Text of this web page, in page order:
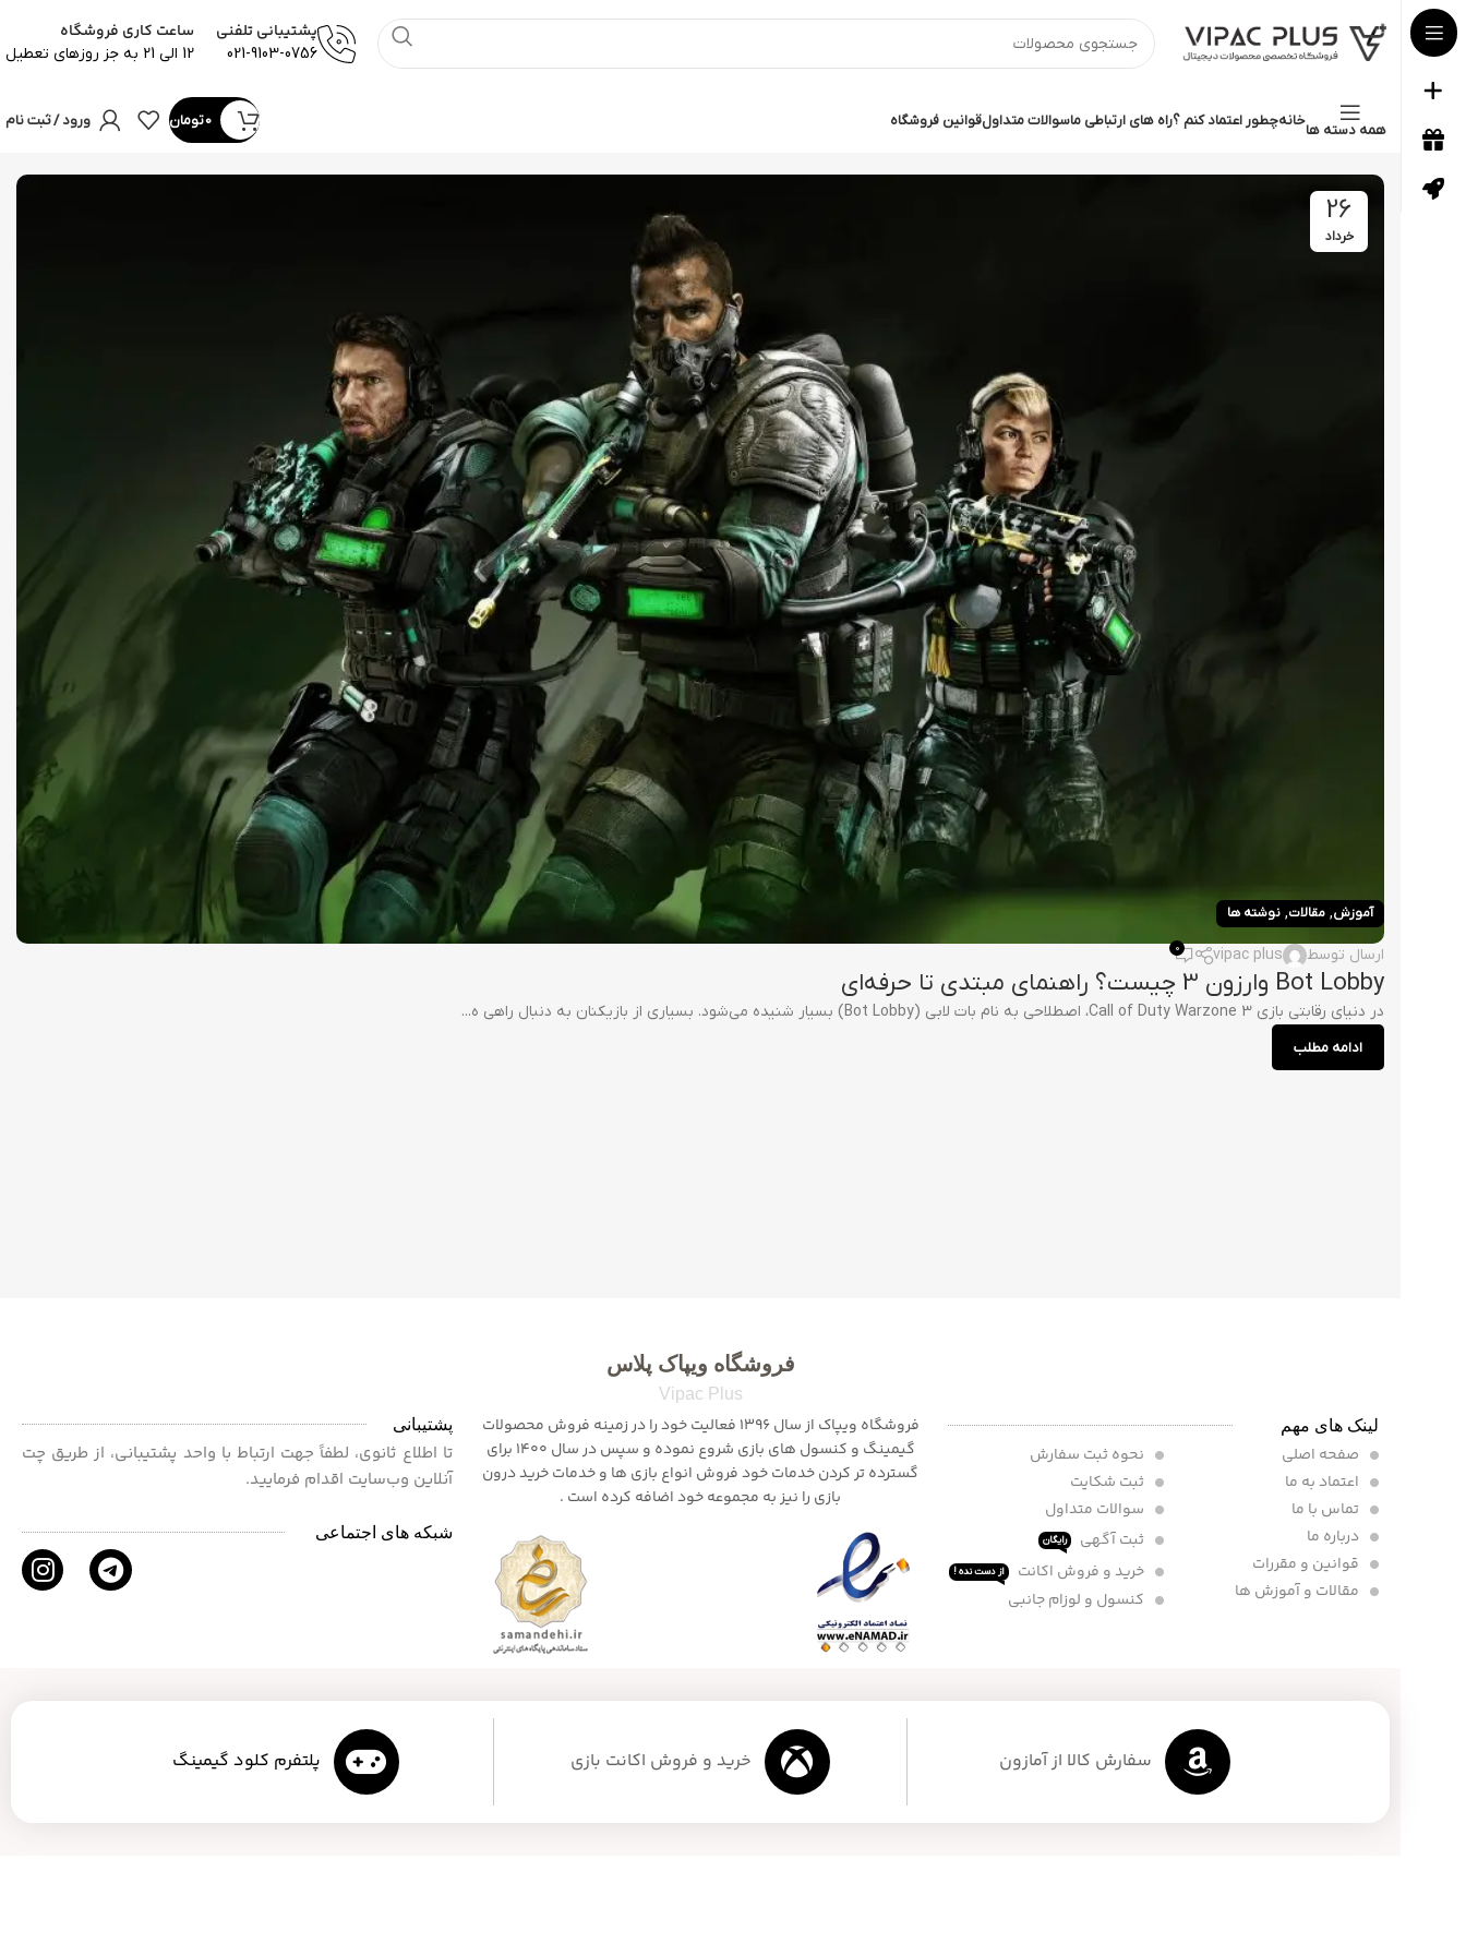
پشتیبانی تلفنی
021-9103-0756
ساعت کاری فروشگاه
12 الی 21 به جز روزهای تعطیل
همه دسته ها
خانهچطور اعتماد کنم ؟راه های ارتباطی ماسوالات متداولقوانین فروشگاه 0تومان ورود / ثبت نام
26
خرداد
آموزش, مقالات, نوشته ها
ارسال توسط vipac plus
0
Bot Lobby وارزون 3 چیست؟ راهنمای مبتدی تا حرفه‌ای
در دنیای رقابتی بازی Call of Duty Warzone 3، اصطلاحی به نام بات لابی (Bot Lobby) بسیار شنیده می‌شود. بسیاری از بازیکنان به دنبال راهی ه...
ادامه مطلب
لینک های مهم
صفحه اصلی
اعتماد به ما
تماس با ما
درباره ما
قوانین و مقررات
مقالات و آموزش ها
نحوه ثبت سفارش
ثبت شکایت
سوالات متداول
ثبت آگهی
رایگان
خرید و فروش اکانت از دست نده !
کنسول و لوزام جانبی
فروشگاه ویپاک پلاس
Vipac Plus
فروشگاه ویپاک از سال 1396 فعالیت خود را در زمینه فروش محصولات
گیمینگ و کنسول های بازی شروع نموده و سپس در سال 1400 برای
گسترده تر کردن خدمات خود فروش انواع بازی ها و خدمات خرید درون
بازی را نیز به مجموعه خود اضافه کرده است .
پشتیبانی
تا اطلاع ثانوی، لطفاً جهت ارتباط با واحد پشتیبانی، از طریق چت
آنلاین وب‌سایت اقدام فرمایید.
شبکه های اجتماعی
سفارش کالا از آمازون خرید و فروش اکانت بازی پلتفرم کلود گیمینگ